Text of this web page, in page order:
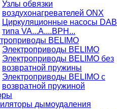
Узлы обвязки
воздухонагревателей ONX
Циркуляционные насосы DAB
типа VA...A....BPH...
BELIMO
Электроприводы BELIMO
Электроприводы BELIMO без
возвратной пружины
Электроприводы BELIMO с
возвратной пружиной
дымоудаления